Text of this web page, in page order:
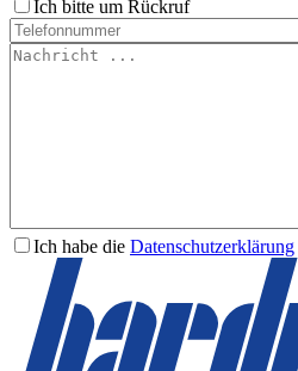
Ich bitte um Rückruf
Ich habe die Datenschutzerklärung